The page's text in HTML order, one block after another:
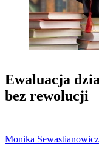
Ewaluacja
bez rewolucji
Monika Sewastianowicz